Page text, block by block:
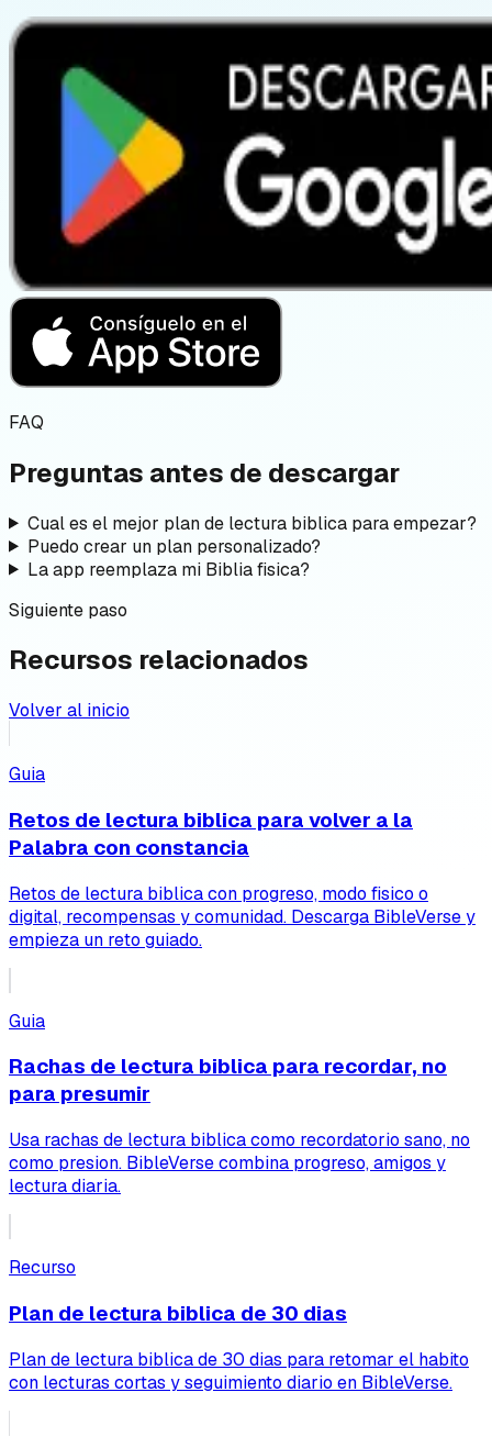
FAQ
Preguntas antes de descargar
Cual es el mejor plan de lectura biblica para empezar?
Puedo crear un plan personalizado?
La app reemplaza mi Biblia fisica?
Siguiente paso
Recursos relacionados
Volver al inicio
Guia
Retos de lectura biblica para volver a la
Palabra con constancia
Retos de lectura biblica con progreso, modo fisico o
digital, recompensas y comunidad. Descarga BibleVerse y
empieza un reto guiado.
Guia
Rachas de lectura biblica para recordar, no
para presumir
Usa rachas de lectura biblica como recordatorio sano, no
como presion. BibleVerse combina progreso, amigos y
lectura diaria.
Recurso
Plan de lectura biblica de 30 dias
Plan de lectura biblica de 30 dias para retomar el habito
con lecturas cortas y seguimiento diario en BibleVerse.